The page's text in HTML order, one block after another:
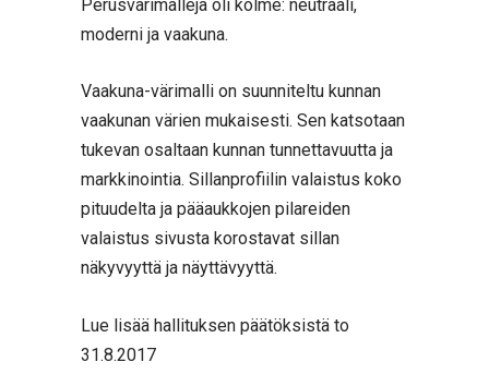
Perusvärimalleja oli kolme: neutraali,
moderni ja vaakuna.
Vaakuna-värimalli on suunniteltu kunnan
vaakunan värien mukaisesti. Sen katsotaan
tukevan osaltaan kunnan tunnettavuutta ja
markkinointia. Sillanprofiilin valaistus koko
pituudelta ja pääaukkojen pilareiden
valaistus sivusta korostavat sillan
näkyvyyttä ja näyttävyyttä.
Lue lisää hallituksen päätöksistä to
31.8.2017